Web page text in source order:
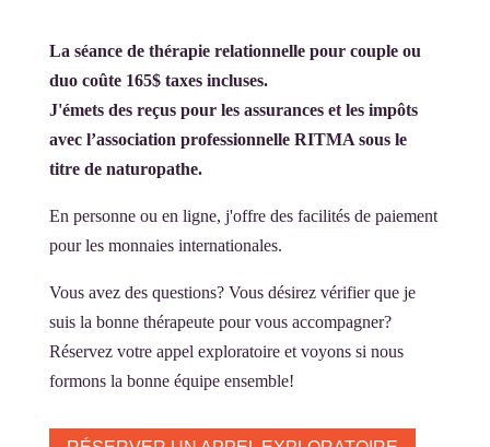
La séance de thérapie relationnelle pour couple ou
duo coûte 165$ taxes incluses.
J'émets des reçus pour les assurances et les impôts
avec l’association professionnelle RITMA sous le
titre de naturopathe.
En personne ou en ligne, j'offre des facilités de paiement
pour les monnaies internationales.
Vous avez des questions? Vous désirez vérifier que je
suis la bonne thérapeute pour vous accompagner?
Réservez votre appel exploratoire et voyons si nous
formons la bonne équipe ensemble!